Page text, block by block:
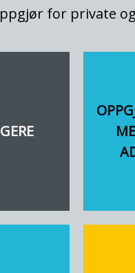
for private